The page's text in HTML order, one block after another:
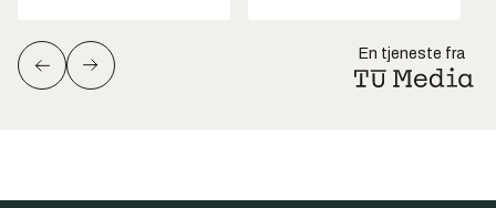
En tjeneste fra